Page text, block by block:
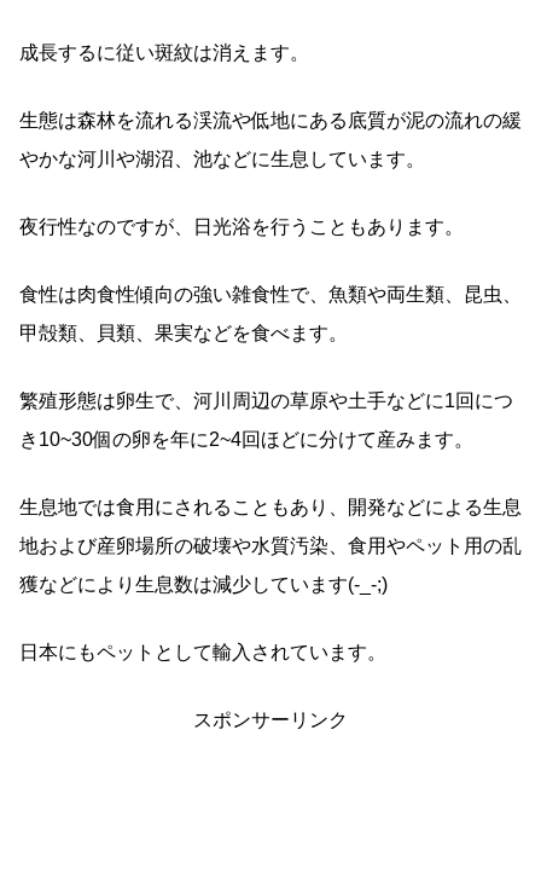
成長するに従い斑紋は消えます。
生態は森林を流れる渓流や低地にある底質が泥の流れの緩
やかな河川や湖沼、池などに生息しています。
夜行性なのですが、日光浴を行うこともあります。
食性は肉食性傾向の強い雑食性で、魚類や両生類、昆虫、
甲殻類、貝類、果実などを食べます。
繁殖形態は卵生で、河川周辺の草原や土手などに1回につ
き10~30個の卵を年に2~4回ほどに分けて産みます。
生息地では食用にされることもあり、開発などによる生息
地および産卵場所の破壊や水質汚染、食用やペット用の乱
獲などにより生息数は減少しています(-_-;)
日本にもペットとして輸入されています。
スポンサーリンク